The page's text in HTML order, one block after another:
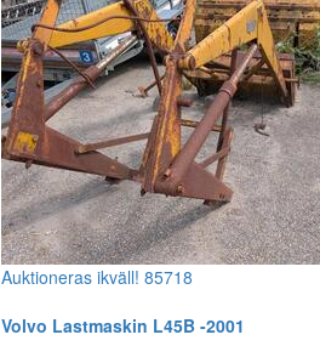
Auktioneras ikväll! 85718
Volvo Lastmaskin L45B -2001